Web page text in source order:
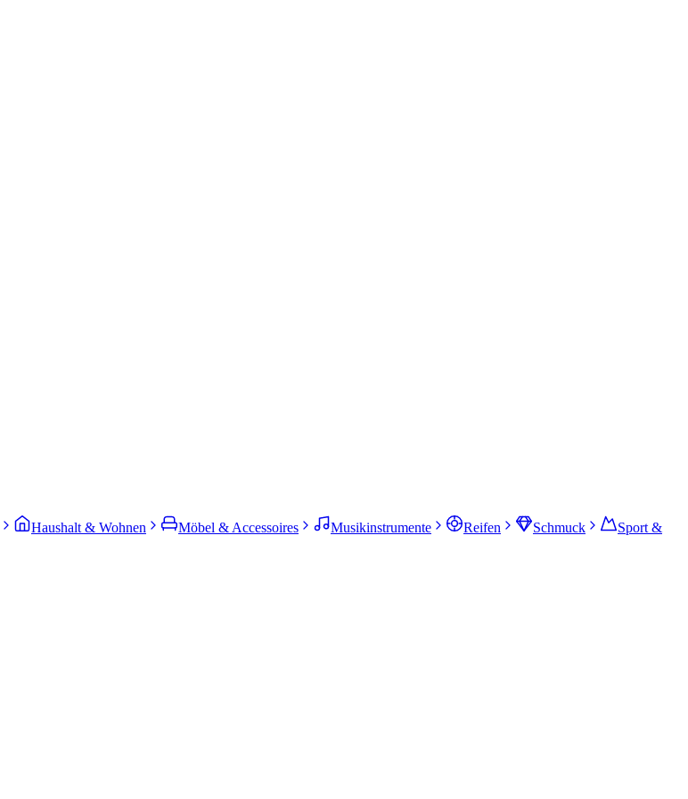
Haushalt & Wohnen Möbel & Accessoires Musikinstrumente Reifen Schmuck
Sport &